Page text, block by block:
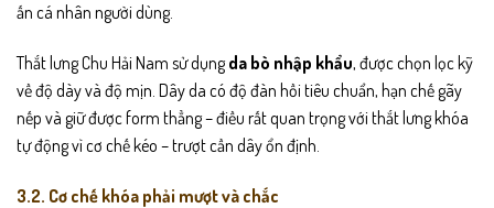
ấn cá nhân người dùng.
Thắt lưng Chu Hải Nam sử dụngda bò nhập khẩu, được chọn lọc kỹ
về độ dày và độ mịn. Dây da có độ đàn hồi tiêu chuẩn, hạn chế gãy
nếp và giữ được form thẳng – điều rất quan trọng với thắt lưng khóa
tự động vì cơ chế kéo – trượt cần dây ổn định.
3.2. Cơ chế khóa phải mượt và chắc